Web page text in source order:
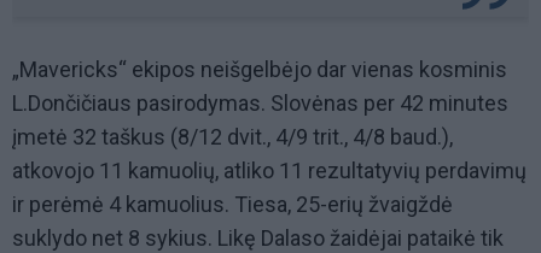
„Mavericks“ ekipos neišgelbėjo dar vienas kosminis
L.Dončičiaus pasirodymas. Slovėnas per 42 minutes
įmetė 32 taškus (8/12 dvit., 4/9 trit., 4/8 baud.),
atkovojo 11 kamuolių, atliko 11 rezultatyvių perdavimų
ir perėmė 4 kamuolius. Tiesa, 25-erių žvaigždė
suklydo net 8 sykius. Likę Dalaso žaidėjai pataikė tik